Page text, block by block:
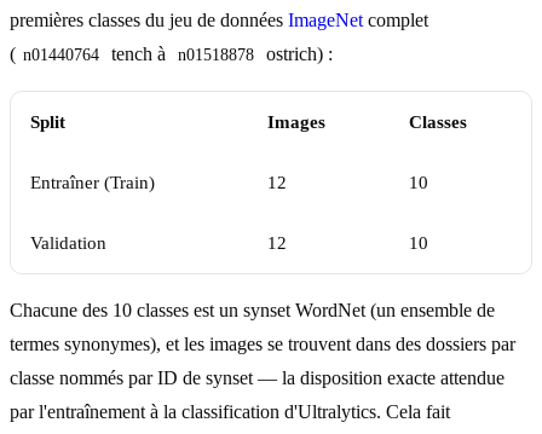
premières classes du jeu de données ImageNet complet
( n01440764 tench à n01518878 ostrich) :
Split Images Classes
Entraîner (Train) 12 10
Validation 12 10
Chacune des 10 classes est un synset WordNet (un ensemble de
termes synonymes), et les images se trouvent dans des dossiers par
classe nommés par ID de synset — la disposition exacte attendue
par l'entraînement à la classification d'Ultralytics. Cela fait